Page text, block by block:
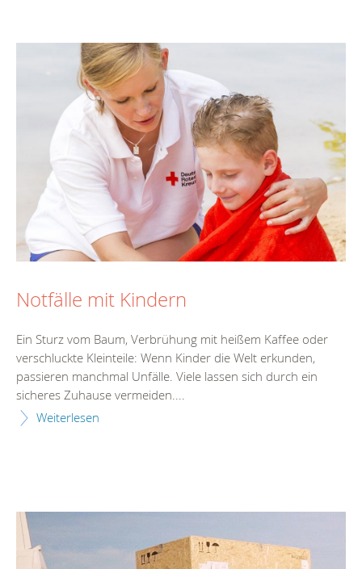
Notfälle mit Kindern
Ein Sturz vom Baum, Verbrühung mit heißem Kaffee oder
verschluckte Kleinteile: Wenn Kinder die Welt erkunden,
passieren manchmal Unfälle. Viele lassen sich durch ein
sicheres Zuhause vermeiden....
Weiterlesen